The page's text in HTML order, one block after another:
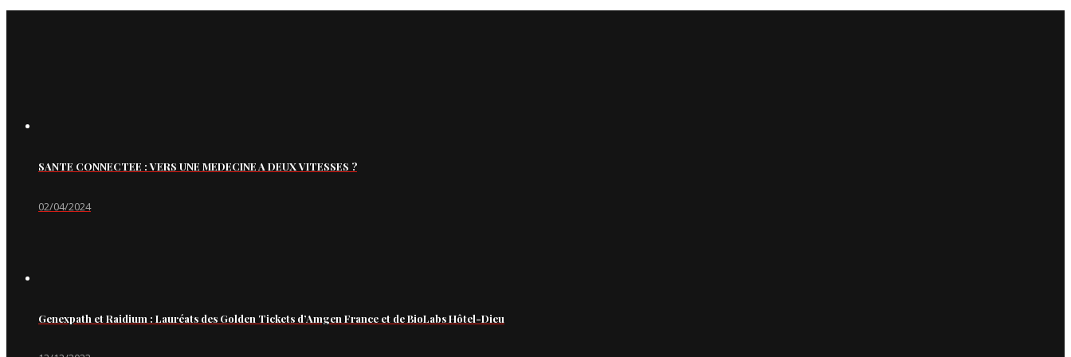
SANTE CONNECTEE : VERS UNE MEDECINE A DEUX VITESSES ?
02/04/2024
Genexpath et Raidium : Lauréats des Golden Tickets d’Amgen France et de BioLabs Hôtel-Dieu